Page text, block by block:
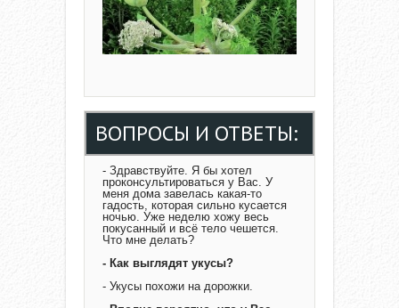
ВОПРОСЫ И ОТВЕТЫ:
- Здравствуйте. Я бы хотел
проконсультироваться у Вас. У
меня дома завелась какая-то
гадость, которая сильно кусается
ночью. Уже неделю хожу весь
покусанный и всё тело чешется.
Что мне делать?
- Как выглядят укусы?
- Укусы похожи на дорожки.